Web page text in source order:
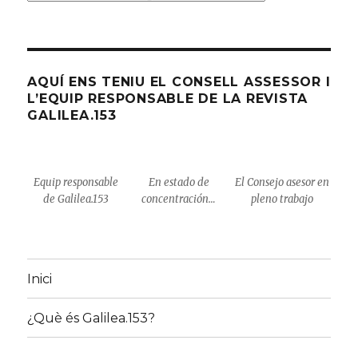
AQUÍ ENS TENIU EL CONSELL ASSESSOR I
L’EQUIP RESPONSABLE DE LA REVISTA
GALILEA.153
Equip responsable
de Galilea.153
En estado de
concentración…
El Consejo asesor en
pleno trabajo
Inici
¿Què és Galilea.153?